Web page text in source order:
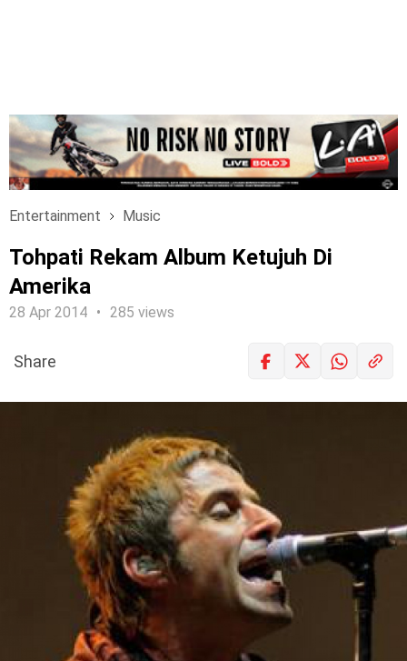
Entertainment Music
Tohpati Rekam Album Ketujuh Di
Amerika
28 Apr 2014 285 views
Share